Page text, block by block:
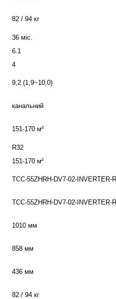
82 / 94 кг
36 міс.
6.1
4
9,2 (1,9~10,0)
канальний
151-170 м²
R32
151-170 м²
TCC-55ZHRH-DV7-02-INVERTER-
TCC-55ZHRH-DV7-02-INVERTER-
1010 мм
858 мм
436 мм
82 / 94 кг